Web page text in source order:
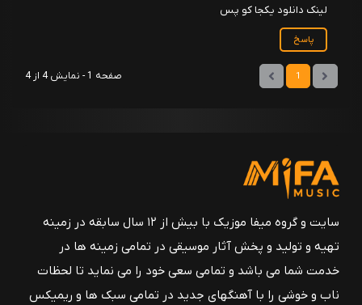
لینک دانلود یکجا کو پس
پاسخ
1 صفحه 1 - نمایش 4 از 4
تویگار ایشیکلی
تویگار ایشیکلی
تویگار ایشیکلی
سایت و گروه میفا موزیک با بیش از ۱۲ سال سابقه در زمینه
تهیه و تولید و پخش آثار موسیقی در تمامی زمینه ها در
خدمت شما می باشد و تمامی سعی خود را می نماید تا لحظات
ناب و خوشی را با آهنگهای جدید در تمامی سبک ها و ریمیکس